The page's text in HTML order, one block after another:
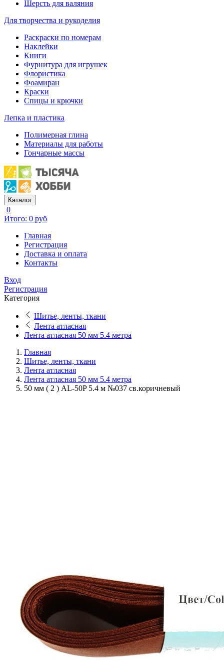
Шерсть для валяния
Для творчества и рукоделия
Раскраски по номерам
Наклейки
Книги
Фурнитура для игрушек
Флористика
Фоамиран
Краски
Спицы и крючки
Лепка и пластика
Полимерная глина
Материалы для работы
Гончарные массы
Каталог
0
Итого: 0 руб
Главная
Регистрация
Доставка и оплата
Контакты
Вход
Регистрация
Категория
Шитье, ленты, ткани
Лента атласная
Лента атласная 50 мм 5.4 метра
Главная
Шитье, ленты, ткани
Лента атласная
Лента атласная 50 мм 5.4 метра
50 мм ( 2 ) AL-50P 5.4 м №037 св.коричневый